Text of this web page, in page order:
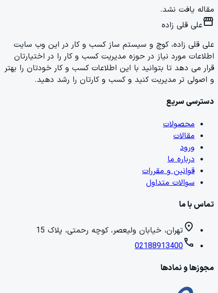
مقاله یافت نشد.
storefrontعلی قلی زاده
علی قلی زاده، کوچ و سیستم ساز کسب و کار در این وب سایت
اطلاعات مورد نیاز در حوزه مدیریت کسب و کار را در اختیارتان
قرار می دهد تا بتوانید با این اطلاعات کسب و کار خودتان را بهتر
و اصولی تر مدیریت کنید و کسب و کارتان را رشد دهید.
دسترسی سریع
محصولات
مقالات
ورود
درباره ما
قوانین و مقررات
سوالات متداول
تماس با ما
location_onتهران، خیابان ولیعصر، کوچه رحمتی، پلاک 15
call
02188913400
مجوزها و نمادها